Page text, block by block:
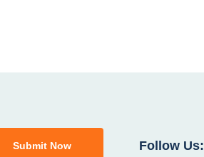
Submit Now Follow Us: